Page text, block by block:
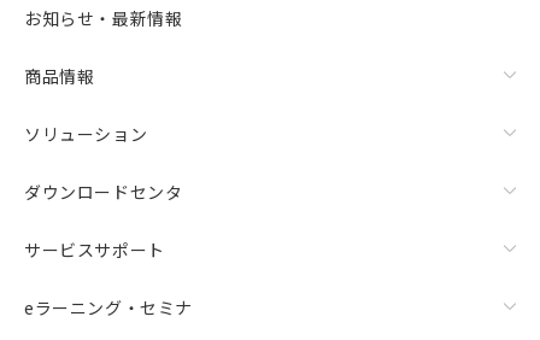
お知らせ・最新情報
商品情報
ソリューション
ダウンロードセンタ
サービスサポート
eラーニング・セミナ